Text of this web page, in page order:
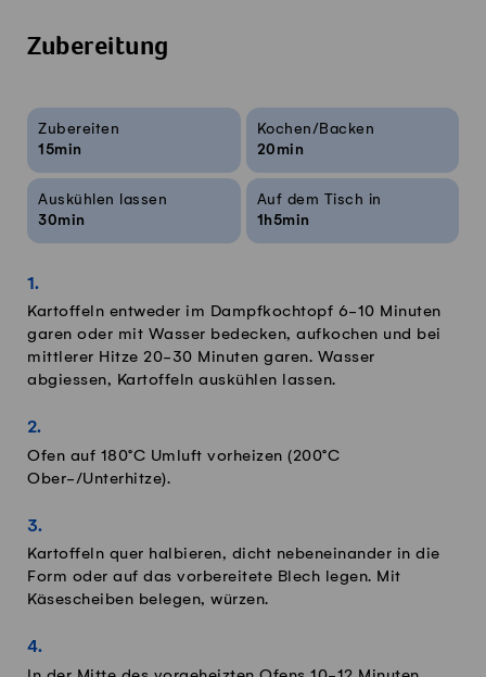
Zubereitung
Rezeptinfos
Zubereiten
15min
Kochen/Backen
20min
Auskühlen lassen
30min
Auf dem Tisch in
1h5min
Kartoffeln entweder im Dampfkochtopf 6-10 Minuten
garen oder mit Wasser bedecken, aufkochen und bei
mittlerer Hitze 20-30 Minuten garen. Wasser
abgiessen, Kartoffeln auskühlen lassen.
Ofen auf 180°C Umluft vorheizen (200°C
Ober-/Unterhitze).
Kartoffeln quer halbieren, dicht nebeneinander in die
Form oder auf das vorbereitete Blech legen. Mit
Käsescheiben belegen, würzen.